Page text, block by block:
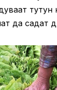
да садат